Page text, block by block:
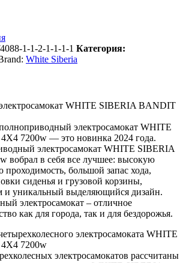
1-1-2-1-1-1-1 Категория:
White Siberia
WHITE SIBERIA BANDIT
электросамокат WHITE
7200w — это новинка 2024 года.
электросамокат WHITE SIBERIA
вобрал в себя все лучшее: высокую
проходимость, большой запас хода,
сиденья и грузовой корзины,
и уникальный выделяющийся дизайн.
электросамокат – отличное
как для города, так и для бездорожья.
электросамоката WHITE
7200w
электросамокатов рассчитаны